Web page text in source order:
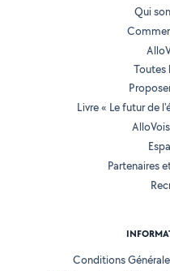
Qui
Toutes
Livre « Le futur de
Partenaires
Conditions